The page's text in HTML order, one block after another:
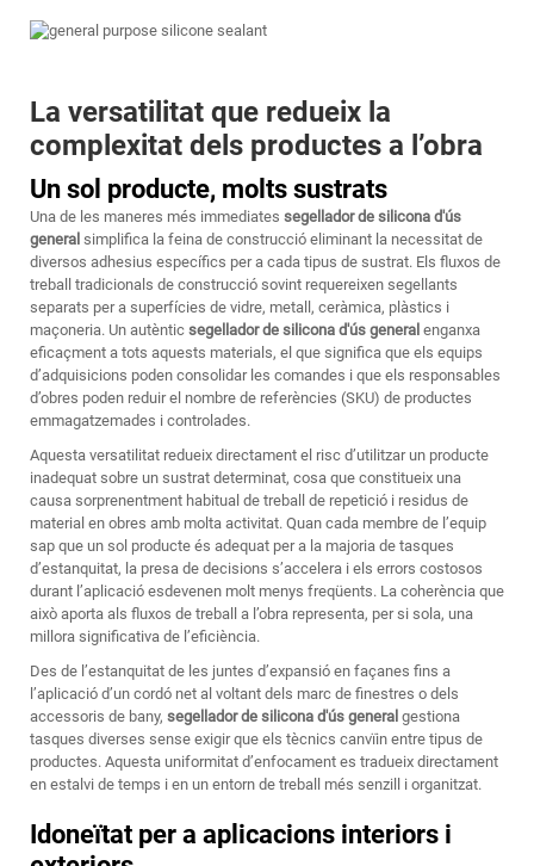
La versatilitat que redueix la
complexitat dels productes a l’obra
Un sol producte, molts sustrats
Una de les maneres més immediates segellador de silicona d'ús
general simplifica la feina de construcció eliminant la necessitat de
diversos adhesius específics per a cada tipus de sustrat. Els fluxos de
treball tradicionals de construcció sovint requereixen segellants
separats per a superfícies de vidre, metall, ceràmica, plàstics i
maçoneria. Un autèntic segellador de silicona d'ús general enganxa
eficaçment a tots aquests materials, el que significa que els equips
d’adquisicions poden consolidar les comandes i que els responsables
d’obres poden reduir el nombre de referències (SKU) de productes
emmagatzemades i controlades.
Aquesta versatilitat redueix directament el risc d’utilitzar un producte
inadequat sobre un sustrat determinat, cosa que constitueix una
causa sorprenentment habitual de treball de repetició i residus de
material en obres amb molta activitat. Quan cada membre de l’equip
sap que un sol producte és adequat per a la majoria de tasques
d’estanquitat, la presa de decisions s’accelera i els errors costosos
durant l’aplicació esdevenen molt menys freqüents. La coherència que
això aporta als fluxos de treball a l’obra representa, per si sola, una
millora significativa de l’eficiència.
Des de l’estanquitat de les juntes d’expansió en façanes fins a
l’aplicació d’un cordó net al voltant dels marc de finestres o dels
accessoris de bany, segellador de silicona d'ús general gestiona
tasques diverses sense exigir que els tècnics canvïin entre tipus de
productes. Aquesta uniformitat d’enfocament es tradueix directament
en estalvi de temps i en un entorn de treball més senzill i organitzat.
Idoneïtat per a aplicacions interiors i